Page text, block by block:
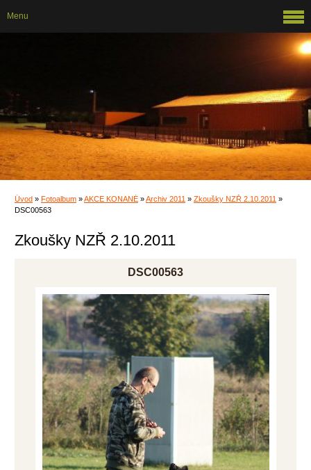
Úvod » Fotoalbum »AKCE KONANÉ »Archiv 2011 » Zkoušky NZŘ 2.10.2011 »
DSC00563
Zkoušky NZŘ 2.10.2011
DSC00563
Menu